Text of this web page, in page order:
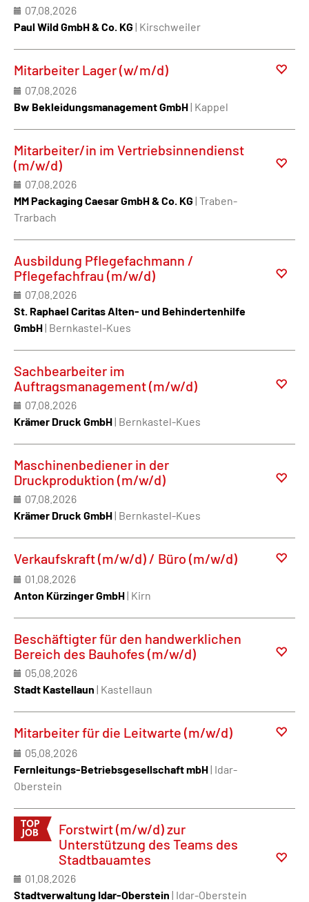
07.08.2026
Paul Wild GmbH & Co. KG | Kirschweiler
Mitarbeiter Lager (w/m/d)
07.08.2026
Bw Bekleidungsmanagement GmbH| Kappel
Mitarbeiter/in im Vertriebsinnendienst
(m/w/d)
07.08.2026
MM Packaging Caesar GmbH & Co. KG | Traben-
Trarbach
Ausbildung Pflegefachmann /
Pflegefachfrau (m/w/d)
07.08.2026
St. Raphael Caritas Alten- und Behindertenhilfe
GmbH| Bernkastel-Kues
Sachbearbeiter im
Auftragsmanagement (m/w/d)
07.08.2026
Krämer Druck GmbH| Bernkastel-Kues
Maschinenbediener in der
Druckproduktion (m/w/d)
07.08.2026
Krämer Druck GmbH| Bernkastel-Kues
Verkaufskraft (m/w/d) / Büro (m/w/d)
01.08.2026
Anton Kürzinger GmbH| Kirn
Beschäftigter für den handwerklichen
Bereich des Bauhofes (m/w/d)
05.08.2026
Stadt Kastellaun | Kastellaun
Mitarbeiter für die Leitwarte (m/w/d)
05.08.2026
Fernleitungs-Betriebsgesellschaft mbH| Idar-
Oberstein
Forstwirt (m/w/d) zur
Unterstützung des Teams des
Stadtbauamtes
01.08.2026
Stadtverwaltung Idar-Oberstein | Idar-Oberstein